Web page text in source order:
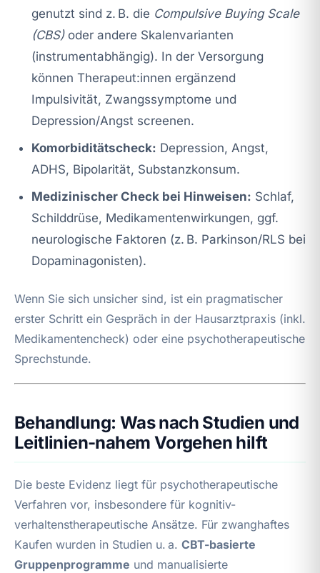
genutzt sind z. B. die Compulsive Buying Scale
(CBS)oder andere Skalenvarianten
(instrumentabhängig). In der Versorgung
können Therapeut:innen ergänzend
Impulsivität, Zwangssymptome und
Depression/Angst screenen.
Komorbiditätscheck: Depression, Angst,
ADHS, Bipolarität, Substanzkonsum.
Medizinischer Check bei Hinweisen: Schlaf,
Schilddrüse, Medikamentenwirkungen, ggf.
neurologische Faktoren (z. B. Parkinson/RLS bei
Dopaminagonisten).
Wenn Sie sich unsicher sind, ist ein pragmatischer
erster Schritt ein Gespräch in der Hausarztpraxis (inkl.
Medikamentencheck) oder eine psychotherapeutische
Sprechstunde.
Behandlung: Was nach Studien und
Leitlinien-nahem Vorgehen hilft
Die beste Evidenz liegt für psychotherapeutische
Verfahren vor, insbesondere für kognitiv-
verhaltenstherapeutische Ansätze. Für zwanghaftes
Kaufen wurden in Studien u. a. CBT-basierte
Gruppenprogramme und manualisierte